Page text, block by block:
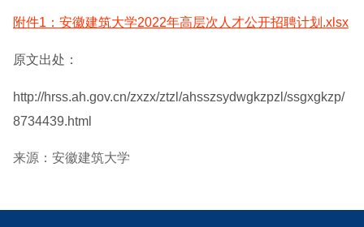
附件1：安徽建筑大学2022年高层次人才公开招聘计划.xlsx
原文出处：
http://hrss.ah.gov.cn/zxzx/ztzl/ahsszsydwgkzpzl/ssgxgkzp/
8734439.html
来源：安徽建筑大学